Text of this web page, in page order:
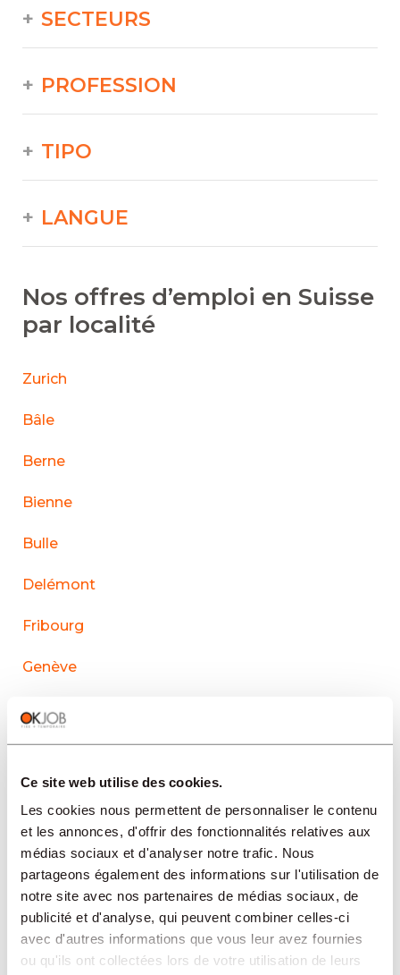
Ce site web utilise des cookies.
Les cookies nous permettent de personnaliser le contenu
et les annonces, d'offrir des fonctionnalités relatives aux
médias sociaux et d'analyser notre trafic. Nous
partageons également des informations sur l'utilisation de
notre site avec nos partenaires de médias sociaux, de
publicité et d'analyse, qui peuvent combiner celles-ci
avec d'autres informations que vous leur avez fournies
ou qu'ils ont collectées lors de votre utilisation de leurs
SECTEURS
PROFESSION
TIPO
LANGUE
Nos offres d’emploi en Suisse
par localité
Zurich
Bâle
Berne
Bienne
Bulle
Delémont
Fribourg
Genève
La Chaux-de-Fonds
Lausanne
Le Sentier
Neuchâtel
Soleure
Yverdon-les-Bains
Aarau